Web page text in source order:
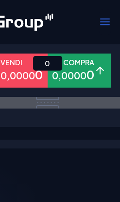
Forex Metalli Azioni
VENDI
0,00000
COMPRA
0,00000
0